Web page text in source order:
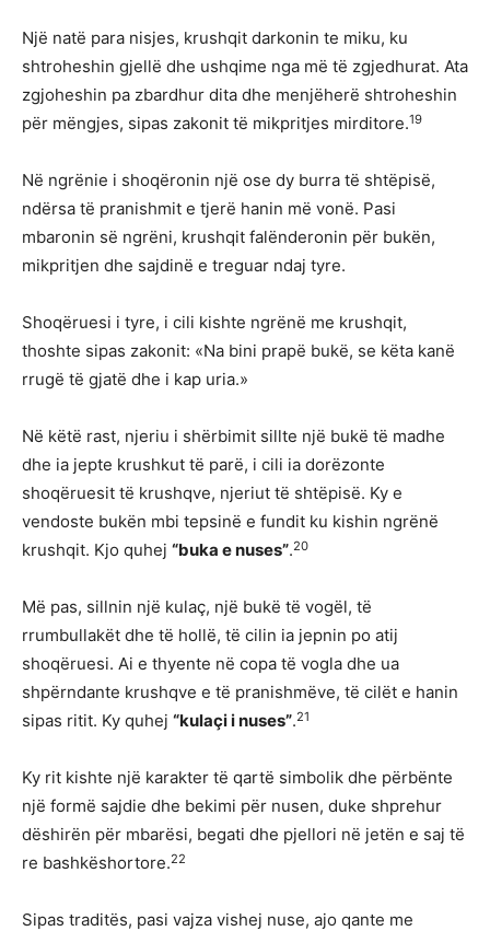
Një natë para nisjes, krushqit darkonin te miku, ku
shtroheshin gjellë dhe ushqime nga më të zgjedhurat. Ata
zgjoheshin pa zbardhur dita dhe menjëherë shtroheshin
për mëngjes, sipas zakonit të mikpritjes mirditore.19
Në ngrënie i shoqëronin një ose dy burra të shtëpisë,
ndërsa të pranishmit e tjerë hanin më vonë. Pasi
mbaronin së ngrëni, krushqit falënderonin për bukën,
mikpritjen dhe sajdinë e treguar ndaj tyre.
Shoqëruesi i tyre, i cili kishte ngrënë me krushqit,
thoshte sipas zakonit: «Na bini prapë bukë, se këta kanë
rrugë të gjatë dhe i kap uria.»
Në këtë rast, njeriu i shërbimit sillte një bukë të madhe
dhe ia jepte krushkut të parë, i cili ia dorëzonte
shoqëruesit të krushqve, njeriut të shtëpisë. Ky e
vendoste bukën mbi tepsinë e fundit ku kishin ngrënë
krushqit. Kjo quhej “buka e nuses”.20
Më pas, sillnin një kulaç, një bukë të vogël, të
rrumbullakët dhe të hollë, të cilin ia jepnin po atij
shoqëruesi. Ai e thyente në copa të vogla dhe ua
shpërndante krushqve e të pranishmëve, të cilët e hanin
sipas ritit. Ky quhej “kulaçi i nuses”.21
Ky rit kishte një karakter të qartë simbolik dhe përbënte
një formë sajdie dhe bekimi për nusen, duke shprehur
dëshirën për mbarësi, begati dhe pjellori në jetën e saj të
re bashkëshortore.22
Sipas traditës, pasi vajza vishej nuse, ajo qante me